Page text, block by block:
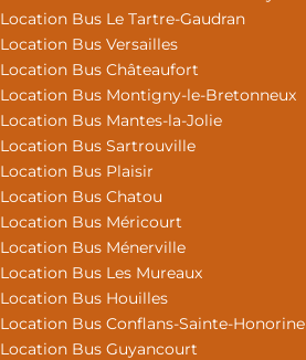
Location Bus Le Tartre-Gaudran
Location Bus Versailles
Location Bus Châteaufort
Location Bus Montigny-le-Bretonneux
Location Bus Mantes-la-Jolie
Location Bus Sartrouville
Location Bus Plaisir
Location Bus Chatou
Location Bus Méricourt
Location Bus Ménerville
Location Bus Les Mureaux
Location Bus Houilles
Location Bus Conflans-Sainte-Honorine
Location Bus Guyancourt